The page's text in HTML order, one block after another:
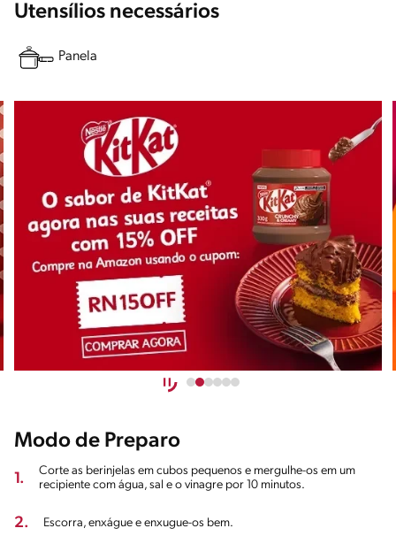
Utensílios necessários
Panela
Modo de Preparo
1.
Corte as berinjelas em cubos pequenos e mergulhe-os em um
recipiente com água, sal e o vinagre por 10 minutos.
2. Escorra, enxágue e enxugue-os bem.